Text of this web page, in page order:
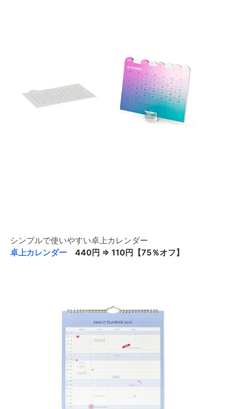
シンプルで使いやすい卓上カレンダー
卓上カレンダー 440円 ⇒ 110円【75％オフ】